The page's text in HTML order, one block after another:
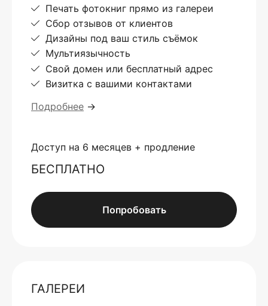
Печать фотокниг прямо из галереи
Сбор отзывов от клиентов
Дизайны под ваш стиль съёмок
Мультиязычность
Свой домен или бесплатный адрес
Визитка с вашими контактами
Подробнее →
Доступ на 6 месяцев + продление
БЕСПЛАТНО
Попробовать
ГАЛЕРЕИ